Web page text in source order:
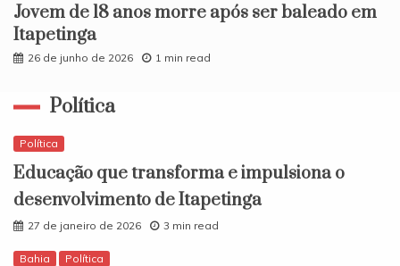
​Jovem de 18 anos morre após ser baleado em
Itapetinga
26 de junho de 2026 1 min read
Política
Política
Educação que transforma e impulsiona o
desenvolvimento de Itapetinga
27 de janeiro de 2026 3 min read
Bahia Política